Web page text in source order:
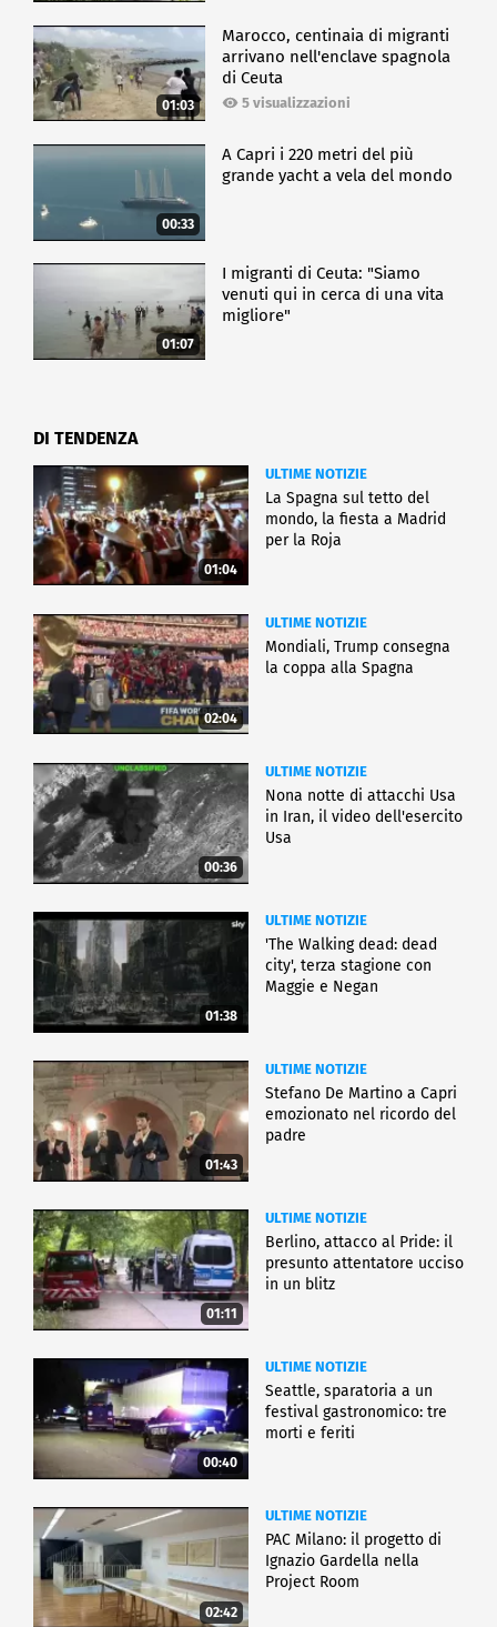
01:03
Marocco, centinaia di migranti
arrivano nell'enclave spagnola
di Ceuta
5 visualizzazioni
00:33
A Capri i 220 metri del più
grande yacht a vela del mondo
01:07
I migranti di Ceuta: "Siamo
venuti qui in cerca di una vita
migliore"
DI TENDENZA
01:04
ULTIME NOTIZIE
La Spagna sul tetto del
mondo, la fiesta a Madrid
per la Roja
02:04
ULTIME NOTIZIE
Mondiali, Trump consegna
la coppa alla Spagna
00:36
ULTIME NOTIZIE
Nona notte di attacchi Usa
in Iran, il video dell'esercito
Usa
01:38
ULTIME NOTIZIE
'The Walking dead: dead
city', terza stagione con
Maggie e Negan
01:43
ULTIME NOTIZIE
Stefano De Martino a Capri
emozionato nel ricordo del
padre
01:11
ULTIME NOTIZIE
Berlino, attacco al Pride: il
presunto attentatore ucciso
in un blitz
00:40
ULTIME NOTIZIE
Seattle, sparatoria a un
festival gastronomico: tre
morti e feriti
02:42
ULTIME NOTIZIE
PAC Milano: il progetto di
Ignazio Gardella nella
Project Room